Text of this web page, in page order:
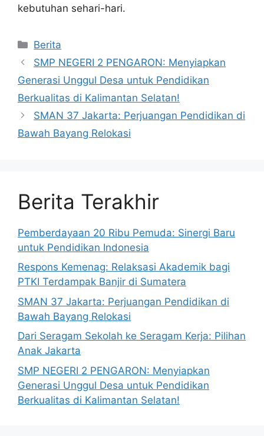
kebutuhan sehari-hari.
Kategori
Berita
SMP NEGERI 2 PENGARON: Menyiapkan
Generasi Unggul Desa untuk Pendidikan
Berkualitas di Kalimantan Selatan!
SMAN 37 Jakarta: Perjuangan Pendidikan di
Bawah Bayang Relokasi
Berita Terakhir
Pemberdayaan 20 Ribu Pemuda: Sinergi Baru
untuk Pendidikan Indonesia
Respons Kemenag: Relaksasi Akademik bagi
PTKI Terdampak Banjir di Sumatera
SMAN 37 Jakarta: Perjuangan Pendidikan di
Bawah Bayang Relokasi
Dari Seragam Sekolah ke Seragam Kerja: Pilihan
Anak Jakarta
SMP NEGERI 2 PENGARON: Menyiapkan
Generasi Unggul Desa untuk Pendidikan
Berkualitas di Kalimantan Selatan!